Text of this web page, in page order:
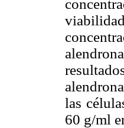
las
60 g/ml